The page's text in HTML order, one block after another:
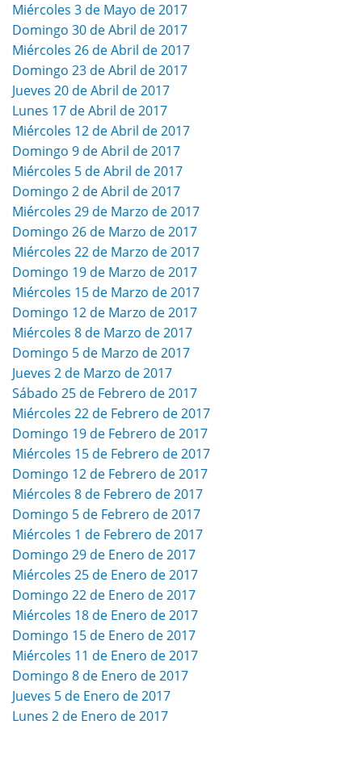
Miércoles 3 de Mayo de 2017
Domingo 30 de Abril de 2017
Miércoles 26 de Abril de 2017
Domingo 23 de Abril de 2017
Jueves 20 de Abril de 2017
Lunes 17 de Abril de 2017
Miércoles 12 de Abril de 2017
Domingo 9 de Abril de 2017
Miércoles 5 de Abril de 2017
Domingo 2 de Abril de 2017
Miércoles 29 de Marzo de 2017
Domingo 26 de Marzo de 2017
Miércoles 22 de Marzo de 2017
Domingo 19 de Marzo de 2017
Miércoles 15 de Marzo de 2017
Domingo 12 de Marzo de 2017
Miércoles 8 de Marzo de 2017
Domingo 5 de Marzo de 2017
Jueves 2 de Marzo de 2017
Sábado 25 de Febrero de 2017
Miércoles 22 de Febrero de 2017
Domingo 19 de Febrero de 2017
Miércoles 15 de Febrero de 2017
Domingo 12 de Febrero de 2017
Miércoles 8 de Febrero de 2017
Domingo 5 de Febrero de 2017
Miércoles 1 de Febrero de 2017
Domingo 29 de Enero de 2017
Miércoles 25 de Enero de 2017
Domingo 22 de Enero de 2017
Miércoles 18 de Enero de 2017
Domingo 15 de Enero de 2017
Miércoles 11 de Enero de 2017
Domingo 8 de Enero de 2017
Jueves 5 de Enero de 2017
Lunes 2 de Enero de 2017